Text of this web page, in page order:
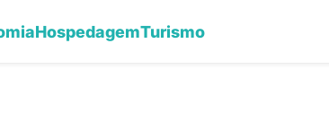
HospedagemTurismo